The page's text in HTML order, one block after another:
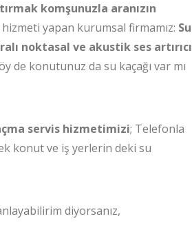
komşunuzla aranızın
yapan kurumsal firmamız: Su
noktasal ve akustik ses artırıcı
de konutunuz da su kaçağı var mı
servis hizmetimizi; Telefonla
konut ve iş yerlerin deki su
diyorsanız,